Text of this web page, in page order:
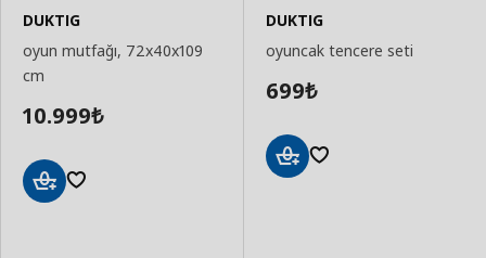
DUKTIG
oyun mutfağı, 72x40x109
cm
10.999₺
DUKTIG
oyuncak tencere seti
699₺